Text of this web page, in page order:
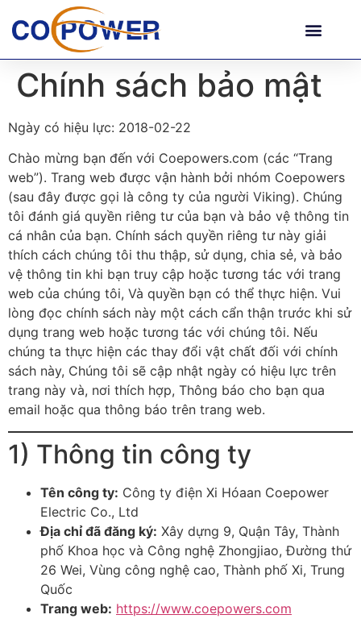
Chính sách bảo mật
Ngày có hiệu lực: 2018-02-22
Chào mừng bạn đến với Coepowers.com (các “Trang
web”). Trang web được vận hành bởi nhóm Coepowers
(sau đây được gọi là công ty của người Viking). Chúng
tôi đánh giá quyền riêng tư của bạn và bảo vệ thông tin
cá nhân của bạn. Chính sách quyền riêng tư này giải
thích cách chúng tôi thu thập, sử dụng, chia sẻ, và bảo
vệ thông tin khi bạn truy cập hoặc tương tác với trang
web của chúng tôi, Và quyền bạn có thể thực hiện. Vui
lòng đọc chính sách này một cách cẩn thận trước khi sử
dụng trang web hoặc tương tác với chúng tôi. Nếu
chúng ta thực hiện các thay đổi vật chất đối với chính
sách này, Chúng tôi sẽ cập nhật ngày có hiệu lực trên
trang này và, nơi thích hợp, Thông báo cho bạn qua
email hoặc qua thông báo trên trang web.
1) Thông tin công ty
Tên công ty: Công ty điện Xi Hóaan Coepower
Electric Co., Ltd
Địa chỉ đã đăng ký: Xây dựng 9, Quận Tây, Thành
phố Khoa học và Công nghệ Zhongjiao, Đường thứ
26 Wei, Vùng công nghệ cao, Thành phố Xi, Trung
Quốc
Trang web: https://www.coepowers.com